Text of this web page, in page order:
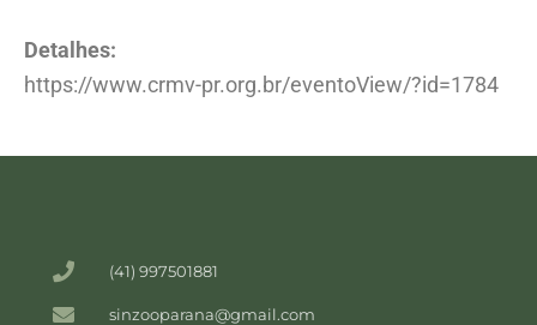
Detalhes:
https://www.crmv-pr.org.br/eventoView/?id=1784
(41) 997501881
sinzooparana@gmail.com